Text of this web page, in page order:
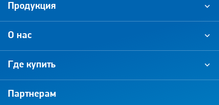
О нас
Где купить
Партнерам
Продукция